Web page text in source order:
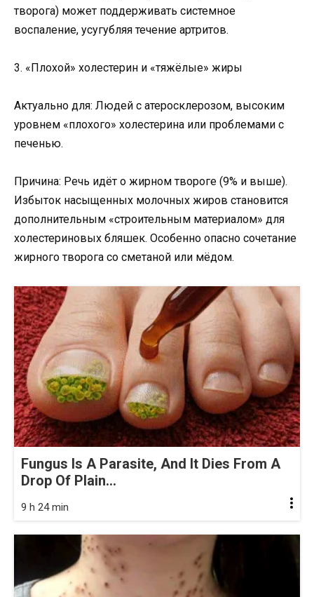
творога) может поддерживать системное
воспаление, усугубляя течение артритов.
3. «Плохой» холестерин и «тяжёлые» жиры
Актуально для: Людей с атеросклерозом, высоким
уровнем «плохого» холестерина или проблемами с
печенью.
Причина: Речь идёт о жирном твороге (9% и выше).
Избыток насыщенных молочных жиров становится
дополнительным «строительным материалом» для
холестериновых бляшек. Особенно опасно сочетание
жирного творога со сметаной или мёдом.
Fungus Is A Parasite, And It Dies From A
Drop Of Plain...
9 h 24 min